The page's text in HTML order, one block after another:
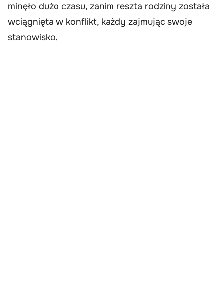
minęło dużo czasu, zanim reszta rodziny została
wciągnięta w konflikt, każdy zajmując swoje
stanowisko.